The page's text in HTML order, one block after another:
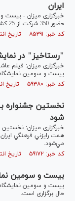
ایران
خبرگزاری میزان - بیست
حضور 350 شرکت از 25 کشور در شهر آلماتی قزاقستان آغاز شد.
کد خبر: ۸۵۲۹۱ تاریخ انتشار : ۱۳۹۴/۰۷/۱۶
"رستاخیز" در
خبرگزاری میزان: فیلم
بیست و سومین
کد خبر: ۵۹۳۸۰ تاریخ انتشار : ۱۳۹۴/۰۴/۲۱
نخستين جشنواره
شود
همت رايزني فرهنگي
مي‌شود.
کد خبر: ۵۹۱۷۲ تاریخ انتشار : ۱۳۹۴/۰۴/۲۰
بیست و سومین
بیست و سومین نمایشگاه
حال برگزاری است.